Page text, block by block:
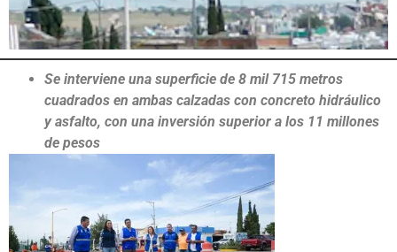
Se interviene una superficie de 8 mil 715 metros
cuadrados en ambas calzadas con concreto hidráulico
y asfalto, con una inversión superior a los 11 millones
de pesos